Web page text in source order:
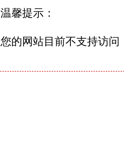
温馨提示：
您的网站目前不支持访